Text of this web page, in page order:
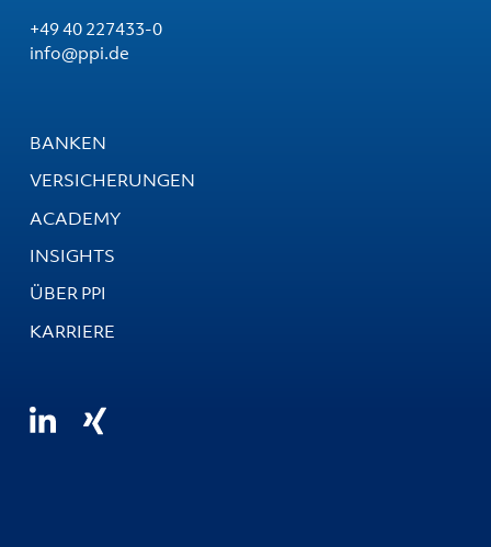
+49 40 227433-0
info@ppi.de
BANKEN
VERSICHERUNGEN
ACADEMY
INSIGHTS
ÜBER PPI
KARRIERE